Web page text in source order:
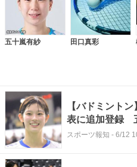
五十嵐有紗 田口真彩
【バドミント
表に追加登録
との混合ダブル
スポーツ報知 - 6/12